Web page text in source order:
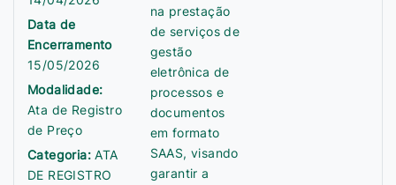
Data de
Encerramento
15/05/2026
Modalidade:
Ata de Registro
de Preço
Categoria:ATA
DE REGISTRO
na prestação
de serviços de
gestão
eletrônica de
processos e
documentos
em formato
SAAS, visando
garantir a